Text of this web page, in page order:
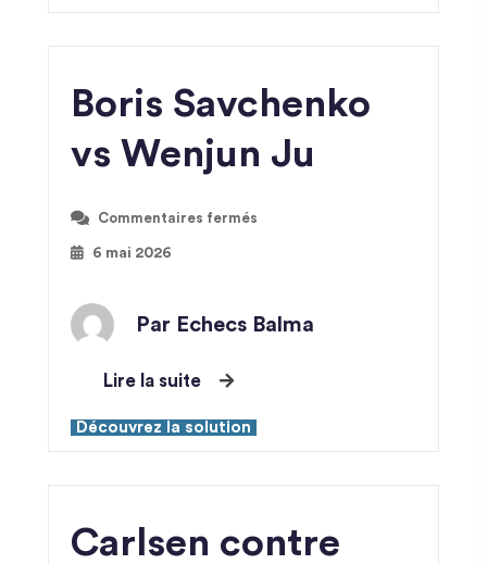
Boris Savchenko
vs Wenjun Ju
Commentaires fermés
6 mai 2026
Par Echecs Balma
Lire la suite
Découvrez la solution
Carlsen contre